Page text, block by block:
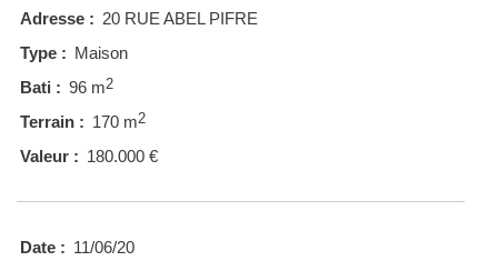
Adresse : 20 RUE ABEL PIFRE
Type : Maison
Bati : 96 m2
Terrain : 170 m2
Valeur : 180.000 €
Date : 11/06/20